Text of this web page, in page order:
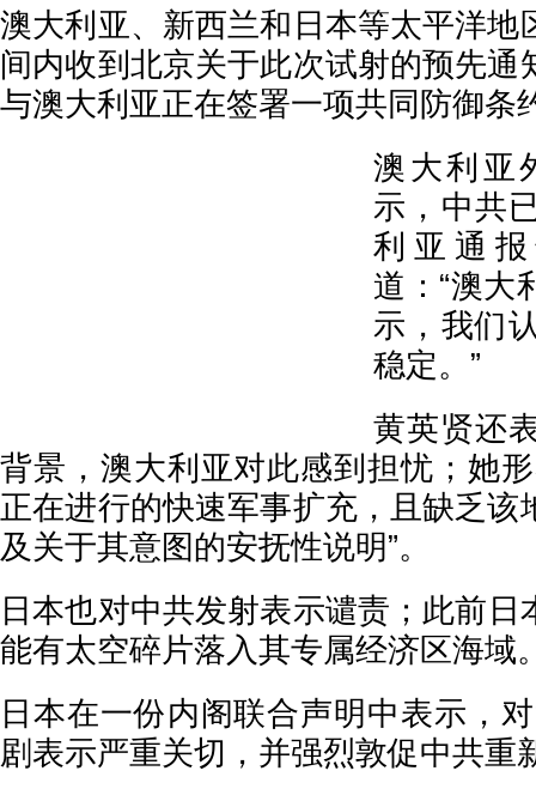
澳大利亚、新西兰和日本等太平洋地
间内收到北京关于此次试射的预先通
与澳大利亚正在签署一项共同防御条
澳大利亚
示，中共
利亚通
道：“澳大
示，我们
稳定。”
黄英贤还
背景，澳大利亚对此感到担忧；她
正在进行的快速军事扩充，且缺乏该
及关于其意图的安抚性说明”。
日本也对中共发射表示谴责；此前日
能有太空碎片落入其专属经济区海域
日本在一份内阁联合声明中表示，
剧表示严重关切，并强烈敦促中共重